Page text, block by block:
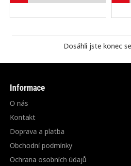
Dosáhli jste konec
Informace
O nás
Kontakt
Doprava a platba
Obchodní podmínky
Ochrana osobních údajů